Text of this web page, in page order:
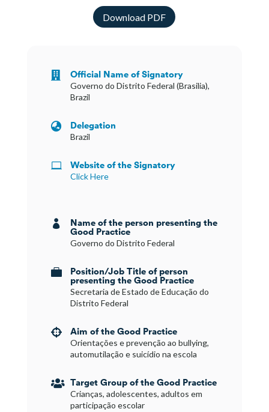
Download PDF
 Official Name of Signatory
Governo do Distrito Federal (Brasilia),
Brazil
 Delegation
Brazil
 Website of the Signatory
Click Here
 Name of the person presenting the
Good Practice
Governo do Distrito Federal
 Position/Job Title of person
presenting the Good Practice
Secretaria de Estado de Educação do
Distrito Federal
 Aim of the Good Practice
Orientações e prevenção ao bullying,
automutilação e suicídio na escola
 Target Group of the Good Practice
Crianças, adolescentes, adultos em
participação escolar